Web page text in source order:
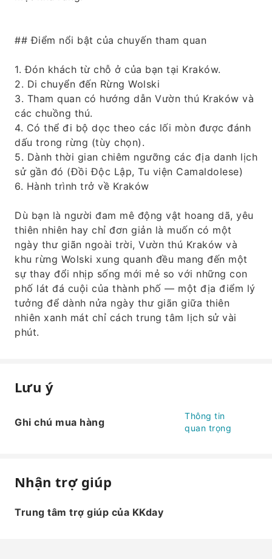
## Điểm nổi bật của chuyến tham quan
1. Đón khách từ chỗ ở của bạn tại Kraków.
2. Di chuyển đến Rừng Wolski
3. Tham quan có hướng dẫn Vườn thú Kraków và
các chuồng thú.
4. Có thể đi bộ dọc theo các lối mòn được đánh
dấu trong rừng (tùy chọn).
5. Dành thời gian chiêm ngưỡng các địa danh lịch
sử gần đó (Đồi Độc Lập, Tu viện Camaldolese)
6. Hành trình trở về Kraków
Dù bạn là người đam mê động vật hoang dã, yêu
thiên nhiên hay chỉ đơn giản là muốn có một
ngày thư giãn ngoài trời, Vườn thú Kraków và
khu rừng Wolski xung quanh đều mang đến một
sự thay đổi nhịp sống mới mẻ so với những con
phố lát đá cuội của thành phố — một địa điểm lý
tưởng để dành nửa ngày thư giãn giữa thiên
nhiên xanh mát chỉ cách trung tâm lịch sử vài
phút.
Lưu ý
Ghi chú mua hàng
Thông tin
quan trọng
Nhận trợ giúp
Trung tâm trợ giúp của KKday